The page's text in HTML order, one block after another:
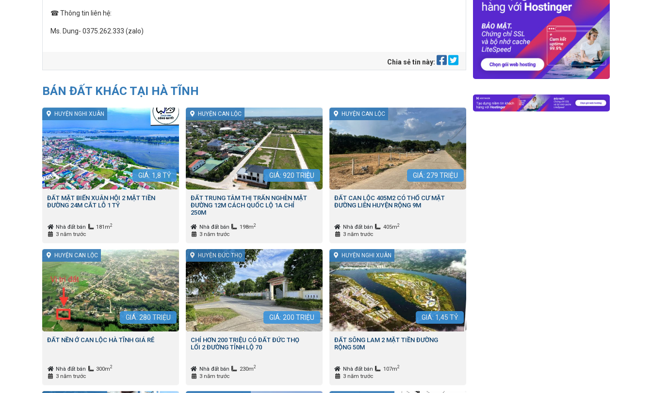
☎ Thông tin liên hệ:
Ms. Dung- 0375.262.333 (zalo)
Chia sẻ tin này:
BÁN ĐẤT KHÁC TẠI HÀ TĨNH
HUYỆN NGHI XUÂN
GIÁ: 1,8 TỶ
ĐẤT MẶT BIỂN XUÂN HỘI 2 MẶT TIỀN
ĐƯỜNG 24M CẮT LỖ 1 TỶ
Nhà đất bán 181m2
3 năm trước
HUYỆN CAN LỘC
GIÁ: 920 TRIỆU
ĐẤT TRUNG TÂM THỊ TRẤN NGHÈN MẶT
ĐƯỜNG 12M CÁCH QUỐC LỘ 1A CHỈ
250M
Nhà đất bán 198m2
3 năm trước
HUYỆN CAN LỘC
GIÁ: 279 TRIỆU
ĐẤT CAN LỘC 405M2 CÓ THỔ CƯ MẶT
ĐƯỜNG LIÊN HUYỆN RỘNG 9M
Nhà đất bán 405m2
3 năm trước
HUYỆN CAN LỘC
GIÁ: 280 TRIỆU
ĐẤT NỀN Ở CAN LỘC HÀ TĨNH GIÁ RẺ
Nhà đất bán 300m2
3 năm trước
HUYỆN ĐỨC THỌ
GIÁ: 200 TRIỆU
CHỈ HƠN 200 TRIỆU CÓ ĐẤT ĐỨC THỌ
LỐI 2 ĐƯỜNG TỈNH LỘ 70
Nhà đất bán 230m2
3 năm trước
HUYỆN NGHI XUÂN
GIÁ: 1,45 TỶ
ĐẤT SÔNG LAM 2 MẶT TIỀN ĐƯỜNG
RỘNG 50M
Nhà đất bán 107m2
3 năm trước